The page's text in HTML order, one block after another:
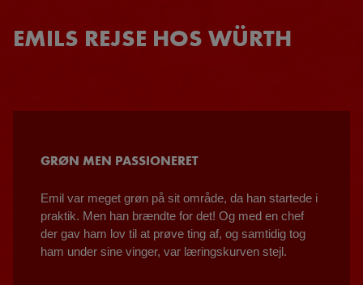
EMILS REJSE HOS WÜRTH
GRØN MEN PASSIONERET
Emil var meget grøn på sit område, da han startede i
praktik. Men han brændte for det! Og med en chef
der gav ham lov til at prøve ting af, og samtidig tog
ham under sine vinger, var læringskurven stejl.